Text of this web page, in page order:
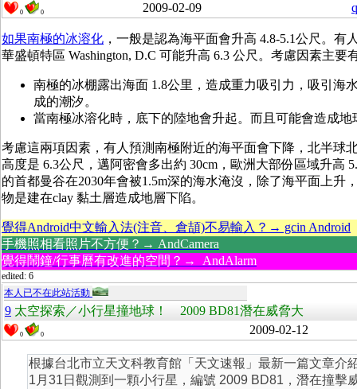
0 0 2009-02-09
如果南極的冰溶化 ，一般是認為海平面會升高 4.8-5.1公尺。有
華盛頓特區 Washington, D.C 可能升高 6.3 公尺。考慮因素主要
南極的冰棚露出海面 1.8公里，造成重力吸引力，吸引海
成的潮汐。
當南極冰溶化時，底下的陸地會升起。而且可能會造成地
考慮這兩項因素，有人預測南極附近的海平面會下降，北半球
高度是 6.3公尺，邁阿密會多出約 30cm，歐洲大部份區域升高
的首都曼谷在2030年會被1.5m深的海水淹沒，除了海平面上升
物是建在clay 黏土層造成地層下陷。
覺得Android中文輸入法(注音、倉頡)不易輸入？→ gcin Android
手機照相看照片不方便？→ AndCamera
覺得鬧鐘/行事曆有改進的空間？→ AndAlarm
edited: 6
本人已不在此站活動
9 太空探索／小行星撞地球！ 2009 BD81潛在威脅大
0 0 2009-02-12
根據台北市立天文科教育館「天文速報」最新一篇文章介
1月31日觀測到一顆小行星，編號 2009 BD81，潛在撞擊